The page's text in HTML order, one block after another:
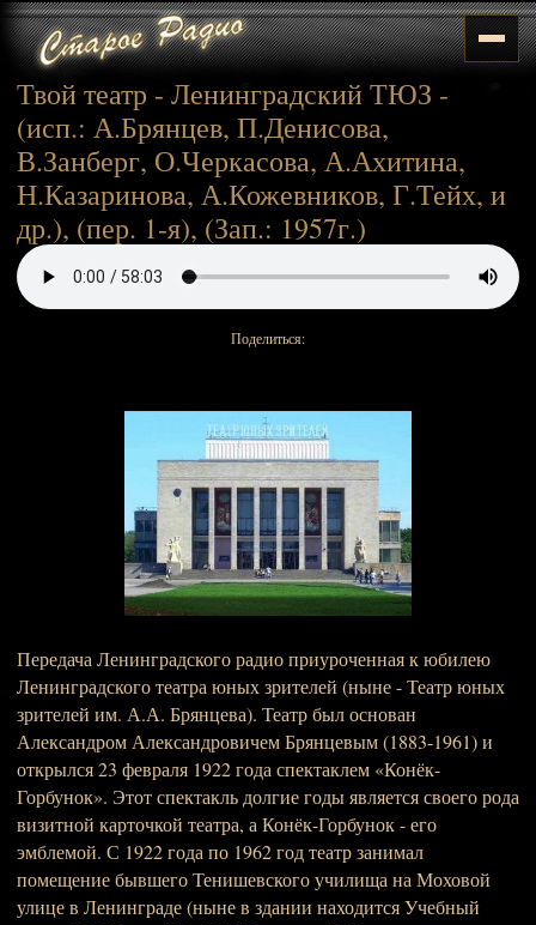
Твой театр - Ленинградский ТЮЗ -
(исп.: А.Брянцев, П.Денисова,
В.Занберг, О.Черкасова, А.Ахитина,
Н.Казаринова, А.Кожевников, Г.Тейх, и
др.), (пер. 1-я), (Зап.: 1957г.)
Поделиться:
Передача Ленинградского радио приуроченная к юбилею
Ленинградского театра юных зрителей (ныне - Театр юных
зрителей им. А.А. Брянцева). Театр был основан
Александром Александровичем Брянцевым (1883-1961) и
открылся 23 февраля 1922 года спектаклем «Конёк-
Горбунок». Этот спектакль долгие годы является своего рода
визитной карточкой театра, а Конёк-Горбунок - его
эмблемой. С 1922 года по 1962 год театр занимал
помещение бывшего Тенишевского училища на Моховой
улице в Ленинграде (ныне в здании находится Учебный